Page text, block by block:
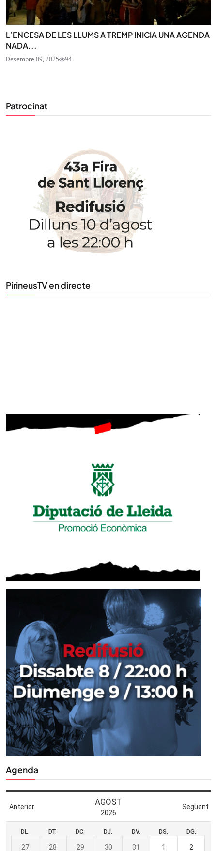
L’ENCESA DE LES LLUMS A TREMP INICIA UNA AGENDA
NADA...
Desembre 09, 2025 94
Patrocinat
PirineusTV en directe
Agenda
STAY UPDATED
Uneix-te al nostre butlletí
Tota l’actualitat, seleccionada i enviada directament
al teu correu. Subscriu-te al nostre butlletí i segueix
la informació que importa.
SUBSCRIU-TE